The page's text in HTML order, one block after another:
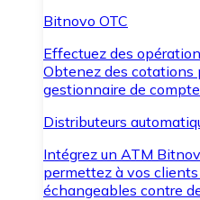
Bitnovo OTC
Effectuez des
Obtenez des cotations
gestionnaire de
Distributeurs
Intégrez un ATM
permettez à vos
échangeables contre